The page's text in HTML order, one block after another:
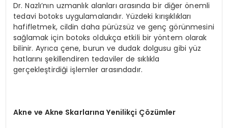
Dr. Nazlı’nın uzmanlık alanları arasında bir diğer önemli
tedavi botoks uygulamalarıdır. Yüzdeki kırışıklıkları
hafifletmek, cildin daha pürüzsüz ve genç görünmesini
sağlamak için botoks oldukça etkili bir yöntem olarak
bilinir. Ayrıca çene, burun ve dudak dolgusu gibi yüz
hatlarını şekillendiren tedaviler de sıklıkla
gerçekleştirdiği işlemler arasındadır.
Akne ve Akne Skarlarına Yenilikçi Çözümler